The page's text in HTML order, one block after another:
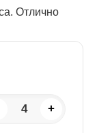
Отлично
4 +